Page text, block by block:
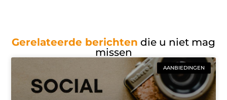
Gerelateerde berichten die u niet mag
missen
AANBIEDINGEN